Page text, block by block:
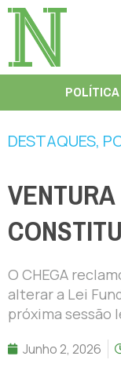
POLÍTICA
DESTAQUES,
O CHEGA
alterar a Lei
próxima sessão
Junho 2, 2026